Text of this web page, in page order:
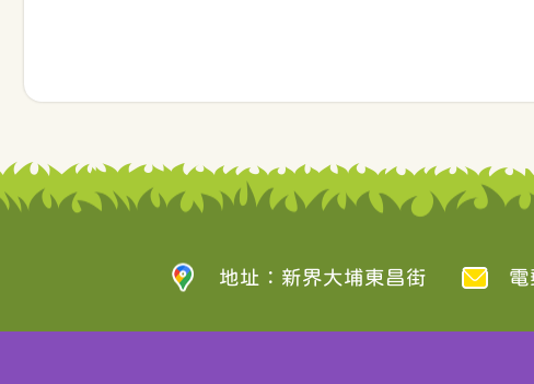
地址：新界大埔東昌街 電